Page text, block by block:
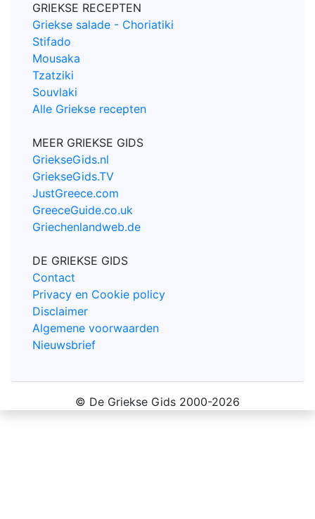
GRIEKSE RECEPTEN
Griekse salade - Choriatiki
Stifado
Mousaka
Tzatziki
Souvlaki
Alle Griekse recepten
MEER GRIEKSE GIDS
GriekseGids.nl
GriekseGids.TV
JustGreece.com
GreeceGuide.co.uk
Griechenlandweb.de
DE GRIEKSE GIDS
Contact
Privacy en Cookie policy
Disclaimer
Algemene voorwaarden
Nieuwsbrief
© De Griekse Gids 2000-2026